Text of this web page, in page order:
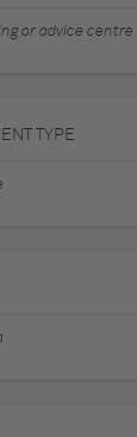
or advice centre
TYPE